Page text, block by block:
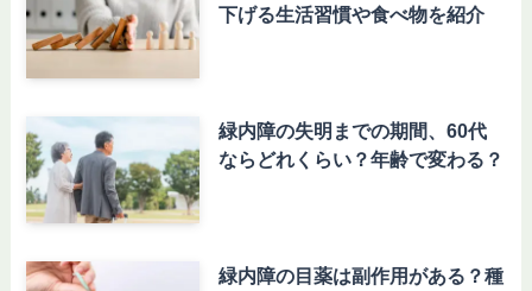
下げる生活習慣や食べ物を紹介
緑内障の失明までの期間、60代
ならどれくらい？年齢で変わる？
緑内障の目薬は副作用がある？種